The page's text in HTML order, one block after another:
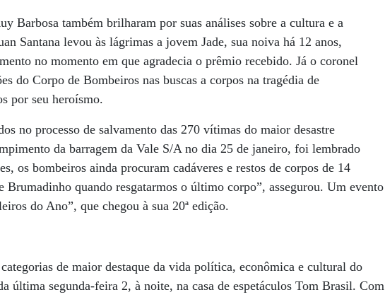
Barbosa também brilharam por suas análises sobre a cultura e a
Santana levou às lágrimas a jovem Jade, sua noiva há 12 anos,
no momento em que agradecia o prêmio recebido. Já o coronel
do Corpo de Bombeiros nas buscas a corpos na tragédia de
por seu heroísmo.
no processo de salvamento das 270 vítimas do maior desastre
da barragem da Vale S/A no dia 25 de janeiro, foi lembrado
os bombeiros ainda procuram cadáveres e restos de corpos de 14
Brumadinho quando resgatarmos o último corpo”, assegurou. Um evento
do Ano”, que chegou à sua 20ª edição.
de maior destaque da vida política, econômica e cultural do
última segunda-feira 2, à noite, na casa de espetáculos Tom Brasil. Com